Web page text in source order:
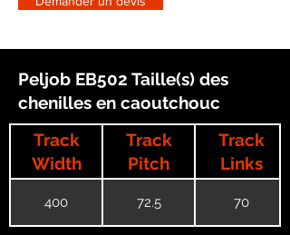
Peljob EB502 Taille(s) des
chenilles en caoutchouc
Track
Width
Track
Pitch
Track
Links
400 72.5 70